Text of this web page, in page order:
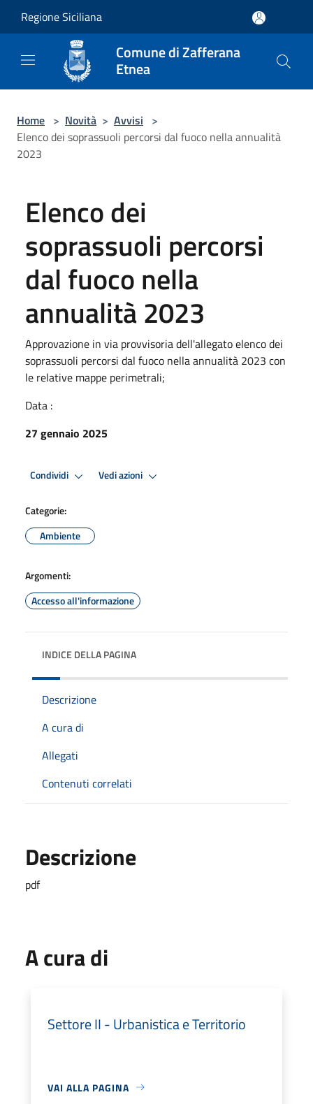
Regione Siciliana
Comune di Zafferana
Etnea
Home > Novità > Avvisi >
Elenco dei soprassuoli percorsi dal fuoco nella annualità
2023
Elenco dei
soprassuoli percorsi
dal fuoco nella
annualità 2023
Approvazione in via provvisoria dell'allegato elenco dei
soprassuoli percorsi dal fuoco nella annualità 2023 con
le relative mappe perimetrali;
Data :
27 gennaio 2025
Condividi Vedi azioni
Categorie:
Ambiente
Argomenti:
Accesso all'informazione
INDICE DELLA PAGINA
Descrizione
A cura di
Allegati
Contenuti correlati
Descrizione
pdf
A cura di
Settore II - Urbanistica e Territorio
VAI ALLA PAGINA